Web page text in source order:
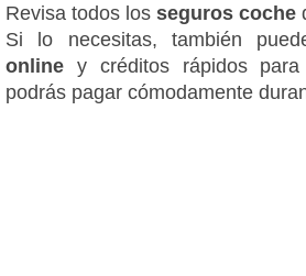
Revisa todos los seguros coche
Si lo necesitas, también
online y créditos rápidos
podrás pagar cómodamente